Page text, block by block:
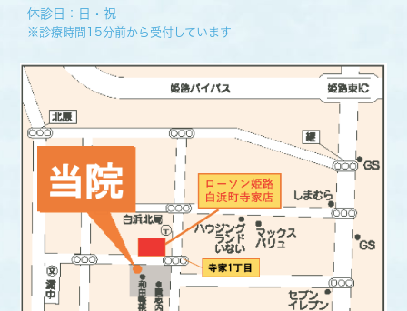
休診日：日・祝
※診療時間15分前から受付しています